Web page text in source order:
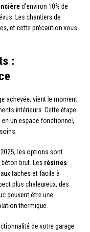
d’environ 10% de
Les chantiers de
et cette précaution vous
:
achevée, vient le moment
intérieurs. Cette étape
un espace fonctionnel,
2025, les options sont
brut. Les résines
taches et facile à
plus chaleureux, des
peuvent être une
thermique.
de votre garage.